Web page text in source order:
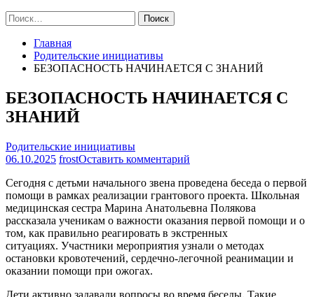
Найти:
Главная
Родительские инициативы
БЕЗОПАСНОСТЬ НАЧИНАЕТСЯ С ЗНАНИЙ
БЕЗОПАСНОСТЬ НАЧИНАЕТСЯ С
ЗНАНИЙ
Родительские инициативы
06.10.2025 frostОставить комментарий
НАЧИНАЕТСЯ
С
ЗНАНИЙ
Сегодня с детьми начального звена проведена беседа о первой
помощи в рамках реализации грантового проекта. Школьная
медицинская сестра Марина Анатольевна Полякова
рассказала ученикам о важности оказания первой помощи и о
том, как правильно реагировать в экстренных
ситуациях. Участники мероприятия узнали о методах
остановки кровотечений, сердечно-легочной реанимации и
оказании помощи при ожогах.
Дети активно задавали вопросы во время беседы. Такие